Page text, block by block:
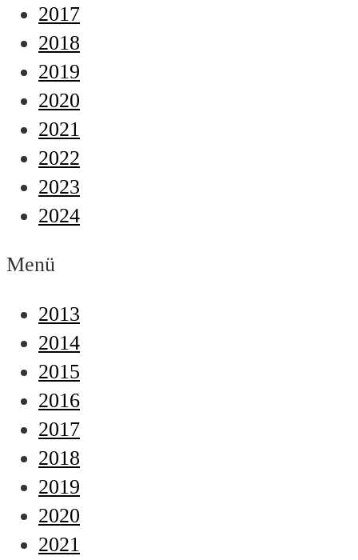
2017
2018
2019
2020
2021
2022
2023
2024
Menü
2013
2014
2015
2016
2017
2018
2019
2020
2021